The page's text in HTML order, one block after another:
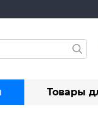
Товары